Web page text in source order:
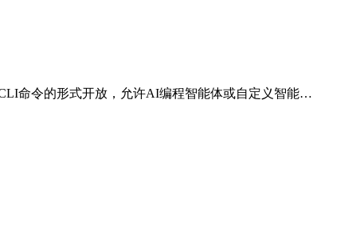
CLI命令的形式开放，允许AI编程智能体或自定义智能…